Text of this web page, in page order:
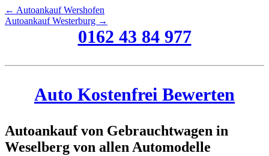
← Autoankauf Wershofen
Autoankauf Westerburg →
0162 43 84 977
Auto Kostenfrei Bewerten
Autoankauf von Gebrauchtwagen in
Weselberg von allen Automodelle